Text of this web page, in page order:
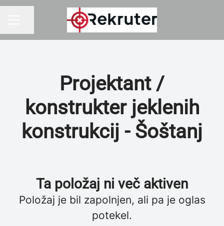
Ali lahko delite stran
Projektant /
konstrukter jeklenih
konstrukcij - Šoštanj
Ta položaj ni več aktiven
Položaj je bil zapolnjen, ali pa je oglas
potekel.